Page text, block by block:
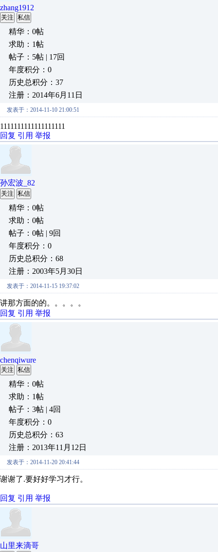
zhang1912
关注 私信
精华：0帖
求助：1帖
帖子：5帖 | 17回
年度积分：0
历史总积分：37
注册：2014年6月11日
发表于：2014-11-10 21:00:51
1111111111111111111
回复 引用 举报
孙宏波_82
关注 私信
精华：0帖
求助：0帖
帖子：0帖 | 9回
年度积分：0
历史总积分：68
注册：2003年5月30日
发表于：2014-11-15 19:37:02
讲那方面的的。。。。。
回复 引用 举报
chenqiwure
关注 私信
精华：0帖
求助：1帖
帖子：3帖 | 4回
年度积分：0
历史总积分：63
注册：2013年11月12日
发表于：2014-11-20 20:41:44
谢谢了.要好好学习才行。
回复 引用 举报
山里来滴哥